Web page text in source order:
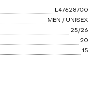
L47628700
MEN / UNISEX
25/26
20
15